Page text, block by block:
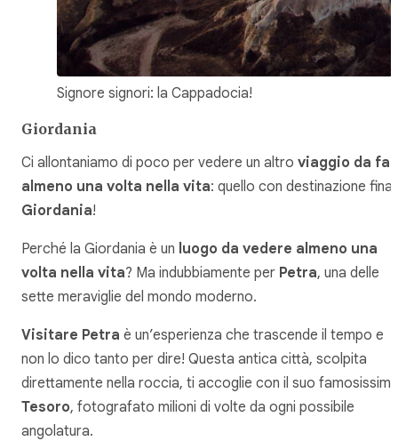
Signore signori: la Cappadocia!
Giordania
Ci allontaniamo di poco per vedere un altro viaggio da
almeno una volta nella vita: quello con destinazione
Giordania!
Perché la Giordania è un luogo da vedere almeno una
volta nella vita? Ma indubbiamente per Petra, una delle
sette meraviglie del mondo moderno.
Visitare Petra è un’esperienza che trascende il tempo e
non lo dico tanto per dire! Questa antica città, scolpita
direttamente nella roccia, ti accoglie con il suo
Tesoro, fotografato milioni di volte da ogni possibile
angolatura.